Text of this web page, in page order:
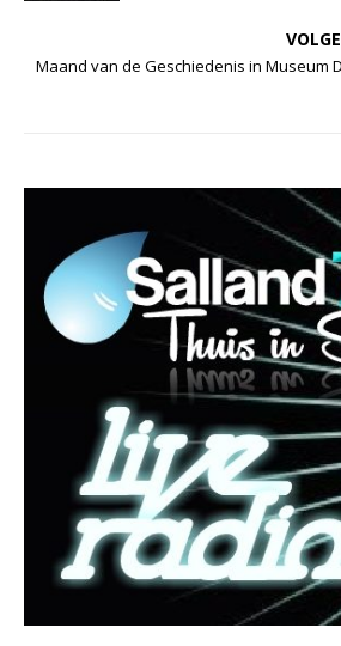
Maand van de Geschiedenis in Museum